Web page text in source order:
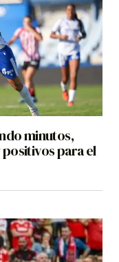
minutos,
para el